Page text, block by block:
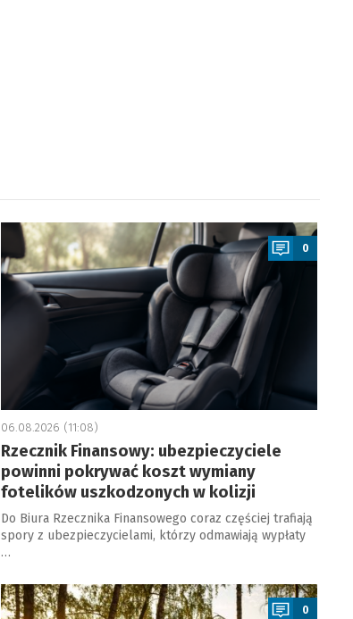
a
0
06.08.2026 (11:08)
Rzecznik Finansowy: ubezpieczyciele
powinni pokrywać koszt wymiany
fotelików uszkodzonych w kolizji
Do Biura Rzecznika Finansowego coraz częściej trafiają
spory z ubezpieczycielami, którzy odmawiają wypłaty
…
a
0